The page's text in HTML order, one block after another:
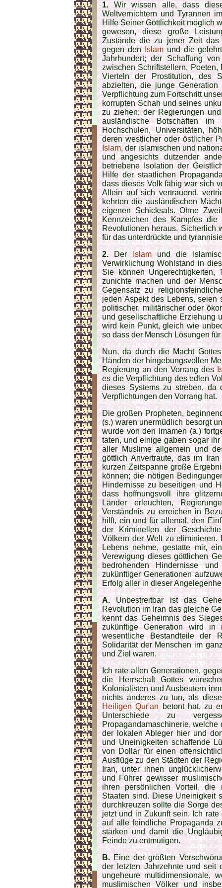
1.Wir wissen alle, dass
Weltvernichtern und Tyrannen
Hilfe Seiner Göttlichkeit möglich
gewesen, diese große
Zustände die zu jener Zeit das
gegen denIslamund die
Jahrhundert; der Schaffung
zwischen Schriftstellern,
Vierteln der Prostitution, des
abzielten, die junge
Verpflichtung zum Fortschritt
korrupten Schah und seines
zu ziehen; der Regierungen
ausländische Botschaften
Hochschulen, Universitäten,
deren westlicher oder östlicher
Islam, der islamischen und
und angesichts dutzender
betriebene Isolation der
Hilfe der staatlichen
dass dieses Volk fähig war sich
Allein auf sich vertrauend,
kehrten die ausländischen
eigenen Schicksals. Ohne
Kennzeichen des Kampfes
Revolutionen heraus. Sicherlich
für das unterdrückte und
2.DerIslamund die
Verwirklichung Wohlstand in
Sie können Ungerechtigkeiten,
zunichte machen und der
Gegensatz zu
jeden Aspekt des Lebens, seien
politischer, militärischer oder
und gesellschaftliche Erziehung
wird kein Punkt, gleich wie
so dass der Mensch Lösungen
Nun, da durch die Macht
Händen der hingebungsvollen
Regierung an den Vorrang des
es die Verpflichtung des edlen
dieses Systems zu streben,
Verpflichtungen den Vorrang hat.
Die großen Propheten,
(s.) waren unermüdlich besorgt
wurde von den Imamen (a.)
taten, und einige gaben sogar
aller Muslime allgemein und
göttlich Anvertraute, das im
kurzen Zeitspanne große
können; die nötigen
Hindernisse zu beseitigen und
dass hoffnungsvoll ihre
Länder erleuchten,
Verständnis zu erreichen in
hilft, ein und für allemal, den
der Kriminellen der
Völkern der Welt zu eliminieren.
Lebens nehme, gestatte mir,
Verewigung dieses göttlichen
bedrohenden Hindernisse
zukünftiger Generationen
Erfolg aller in dieser
A.Unbestreitbar ist das
Revolution im Iran das gleiche
kennt das Geheimnis des
zukünftige Generation wird in
wesentliche Bestandteile der
Solidarität der Menschen im
und Ziel waren.
Ich rate allen Generationen,
die Herrschaft Gottes
Kolonialisten und Ausbeutern
nichts anderes zu tun, als
Heiligen Qur'anbetont hat, zu
Unterschiede zu
Propagandamaschinerie,
der lokalen Ableger hier und
und Uneinigkeiten schaffende
von Dollar für einen
Ausflüge zu den Städten der
Iran, unter ihnen
und Führer gewisser
ihren persönlichen Vorteil, die
Staaten sind. Diese Uneinigkeit
durchkreuzen sollte die Sorge
jetzt und in Zukunft sein. Ich
auf alle feindliche Propaganda
stärken und damit die
Feinde zu entmutigen.
B.Eine der größten
der letzten Jahrzehnte und seit
ungeheure multidimensionale,
muslimischen Völker und